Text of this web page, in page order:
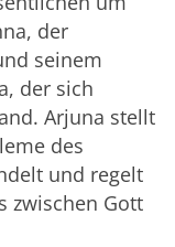
der
seinem
der sich
Arjuna stellt
des
und regelt
zwischen Gott